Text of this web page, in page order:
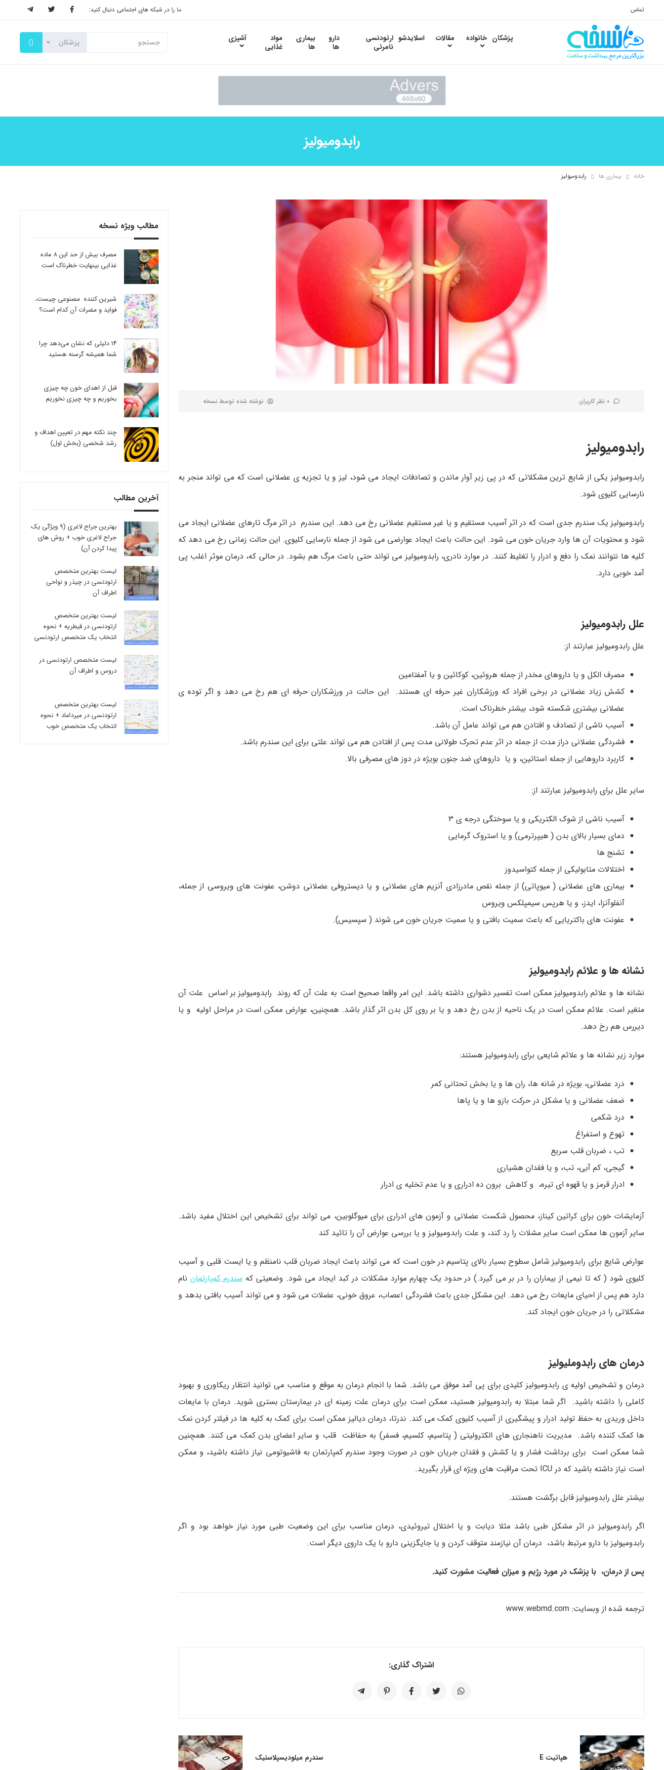
تماس ما را در شبکه های اجتماعی دنبال کنید:
پزشکان خانواده مقالات اسلایدشو ارتودنسی
نامرئی
دارو
ها
بیماری
ها
مواد
غذایی
آشپزی
رابدومیولیز
خانه بیماری ها رابدومیولیز
0 نظر کاربران نوشته شده توسط نسخه
رابدومیولیز
رابدومیولیز یکی از شایع ترین مشکلاتی که در پی زیر آوار ماندن و تصادفات ایجاد می شود، لیز و یا تجزیه ی عضلانی است که می تواند منجر به
نارسایی کلیوی شود.
رابدومیولیز یک سندرم جدی است که در اثر آسیب مستقیم و یا غیر مستقیم عضلانی رخ می دهد. این سندرم در اثر مرگ تارهای عضلانی ایجاد می
شود و محتویات آن ها وارد جریان خون می شود. این حالت باعث ایجاد عوارضی می شود از جمله نارسایی کلیوی. این حالت زمانی رخ می دهد که
کلیه ها نتوانند نمک را دفع و ادرار را تغلیط کنند. در موارد نادری، رابدومیولیز می تواند حتی باعث مرگ هم بشود. در حالی که، درمان موثر اغلب پی
آمد خوبی دارد.
علل رابدومیولیز
علل رابدومیولیز عبارتند از:
مصرف الکل و یا داروهای مخدر از جمله هروئین، کوکائین و یا آمفتامین
کشش زیاد عضلانی در برخی افراد که ورزشکاران غیر حرفه ای هستند. این حالت در ورزشکاران حرفه ای هم رخ می دهد و اگر توده ی
عضلانی بیشتری شکسته شود، بیشتر خطرناک است.
آسیب ناشی از تصادف و افتادن هم می تواند عامل آن باشد.
فشردگی عضلانی دراز مدت از جمله در اثر عدم تحرک طولانی مدت پس از افتادن هم می تواند علتی برای این سندرم باشد.
کاربرد داروهایی از جمله استاتین، و یا داروهای ضد جنون بویژه در دوز های مصرفی بالا.
سایر علل برای رابدومیولیز عبارتند از:
آسیب ناشی از شوک الکتریکی و یا سوختگی درجه ی 3
دمای بسیار بالای بدن ( هیپرترمی) و یا استروک گرمایی
تشنج ها
اختلالات متابولیکی از جمله کتواسیدوز
بیماری های عضلانی ( میوپاتی) از جمله نقص مادرزادی آنزیم های عضلانی و یا دیستروفی عضلانی دوشن، عفونت های ویروسی از جمله،
آنفلوآنزا، ایدز، و یا هرپس سیمپلکس ویروس
عفونت های باکتریایی که باعث سمیت بافتی و یا سمیت جریان خون می شوند ( سپسیس).
نشانه ها و علائم رابدومیولیز
نشانه ها و علائم رابدومیولیز ممکن است تفسیر دشواری داشته باشد. این امر واقعا صحیح است به علت آن که روند رابدومیولیز بر اساس علت آن
متغیر است. علائم ممکن است در یک ناحیه از بدن رخ دهد و یا بر روی کل بدن اثر گذار باشد. همچنین، عوارض ممکن است در مراحل اولیه و یا
دیررس هم رخ دهد.
موارد زیر نشانه ها و علائم شایعی برای رابدومیولیز هستند:
درد عضلانی، بویژه در شانه ها، ران ها و یا بخش تحتانی کمر
ضعف عضلانی و یا مشکل در حرکت بازو ها و یا پاها
درد شکمی
تهوع و استفراغ
تب ، ضربان قلب سریع
گیجی، کم آبی، تب، و یا فقدان هشیاری
ادرار قرمز و یا قهوه ای تیره، و کاهش برون ده ادراری و یا عدم تخلیه ی ادرار
آزمایشات خون برای کراتین کیناز، محصول شکست عضلانی و آزمون های ادراری برای میوگلوبین، می تواند برای تشخیص این اختلال مفید باشد.
سایر آزمون ها ممکن است سایر مشلات را رد کند، و علت رابدومیولیز و یا بررسی عوارض آن را تائید کند
عوارض شایع برای رابدومیولیز شامل سطوح بسیار بالای پتاسیم در خون است که می تواند باعث ایجاد ضربان قلب نامنظم و یا ایست قلبی و آسیب
کلیوی شود ( که تا نیمی از بیماران را در بر می گیرد.) در حدود یک چهارم موارد مشکلات در کبد ایجاد می شود. وضعیتی کهسندرم کمپارتمان نام
دارد هم پس از احیای مایعات رخ می دهد. این مشکل جدی باعث فشردگی اعصاب، عروق خونی، عضلات می شود و می تواند آسیب بافتی بدهد و
مشکلاتی را در جریان خون ایجاد کند.
درمان های رابدوملیولیز
درمان و تشخیص اولیه ی رابدومیولیز کلیدی برای پی آمد موفق می باشد. شما با انجام درمان به موقع و مناسب می توانید انتظار ریکاوری و بهبود
کاملی را داشته باشید. اگر شما مبتلا به رابدومیولیز هستید، ممکن است برای درمان علت زمینه ای در بیمارستان بستری شوید. درمان با مایعات
داخل وریدی به حفظ تولید ادرار و پیشگیری از آسیب کلیوی کمک می کند. ندرتا، درمان دیالیز ممکن است برای کمک به کلیه ها در فیلتر کردن نمک
ها کمک کننده باشد. مدیریت ناهنجاری های الکترولیتی ( پتاسیم، کلسیم، فسفر) به حفاظت قلب و سایر اعضای بدن کمک می کنند. همچنین
شما ممکن است برای برداشت فشار و یا کشش و فقدان جریان خون در صورت وجود سندرم کمپارتمان به فاشیوتومی نیاز داشته باشید، و ممکن
است نیاز داشته باشید که در ICU تحت مراقبت های ویژه ای قرار بگیرید.
بیشتر علل رابدومیولیز قابل برگشت هستند.
اگر رابدومیولیز در اثر مشکل طبی باشد مثلا دیابت و یا اختلال تیروئیدی، درمان مناسب برای این وضعیت طبی مورد نیاز خواهد بود و اگر
رابدومیولیز با دارو مرتبط باشد، درمان آن نیازمند متوقف کردن و یا جایگزینی دارو با یک داروی دیگر است.
پس از درمان، با پزشک در مورد رژیم و میزان فعالیت مشورت کنید.
ترجمه شده از وبسایت: www.webmd.com
اشتراک گذاری:
هپاتیت E سندرم میلودیسپلاستیک
مطالب ویژه نسخه
مصرف بیش از حد این 8 ماده
غذایی بینهایت خطرناک است
شیرین کننده مصنوعی چیست،
فواید و مضرات آن کدام است؟
14 دلیلی که نشان می‌دهد چرا
شما همیشه گرسنه هستید
قبل از اهدای خون چه چیزی
بخوریم و چه چیزی نخوریم
چند نکته مهم در تعیین اهداف و
رشد شخصی (بخش اول)
آخرین مطالب
بهترین جراح لاغری (9 ویژگی یک
جراح لاغری خوب + روش های
پیدا کردن آن)
لیست بهترین متخصص
ارتودنسی در چیذر و نواحی
اطراف آن
لیست بهترین متخصص
ارتودنسی در قیطریه + نحوه
انتخاب یک متخصص ارتودنسی
لیست متخصص ارتودنسی در
دروس و اطراف آن
لیست بهترین متخصص
ارتودنسی در میرداماد + نحوه
انتخاب یک متخصص خوب